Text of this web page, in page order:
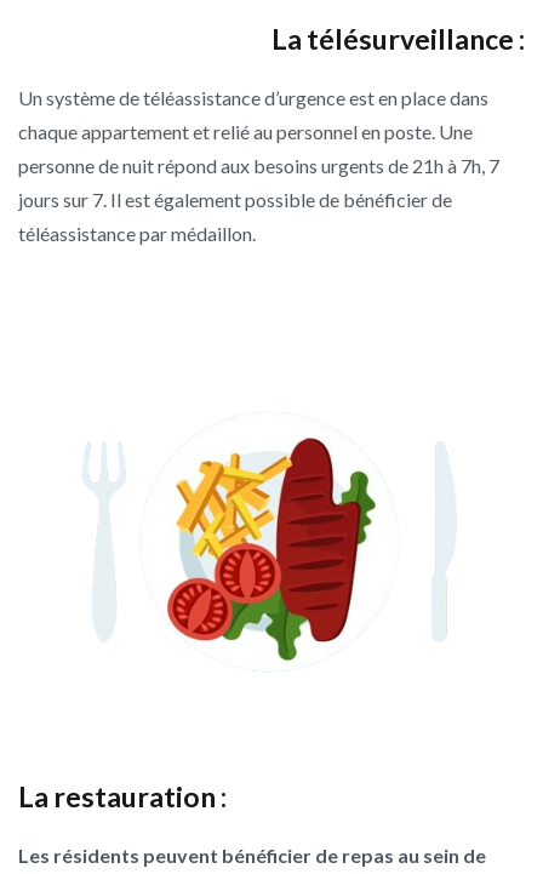
La télésurveillance :
Un système de téléassistance d’urgence est en place dans
chaque appartement et relié au personnel en poste. Une
personne de nuit répond aux besoins urgents de 21h à 7h, 7
jours sur 7. Il est également possible de bénéficier de
téléassistance par médaillon.
La restauration :
Les résidents peuvent bénéficier de repas au sein de